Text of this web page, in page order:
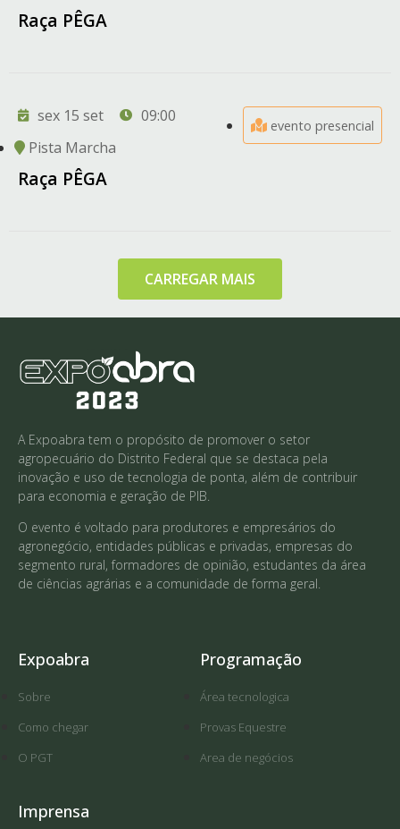
Raça PÊGA
sex 15 set
09:00
Pista Marcha
evento presencial
Raça PÊGA
CARREGAR MAIS
A Expoabra tem o propósito de promover o setor
agropecuário do Distrito Federal que se destaca pela
inovação e uso de tecnologia de ponta, além de contribuir
para economia e geração de PIB.
O evento é voltado para produtores e empresários do
agronegócio, entidades públicas e privadas, empresas do
segmento rural, formadores de opinião, estudantes da área
de ciências agrárias e a comunidade de forma geral.
Expoabra
Sobre
Como chegar
O PGT
Imprensa
Programação
Área tecnologica
Provas Equestre
Area de negócios